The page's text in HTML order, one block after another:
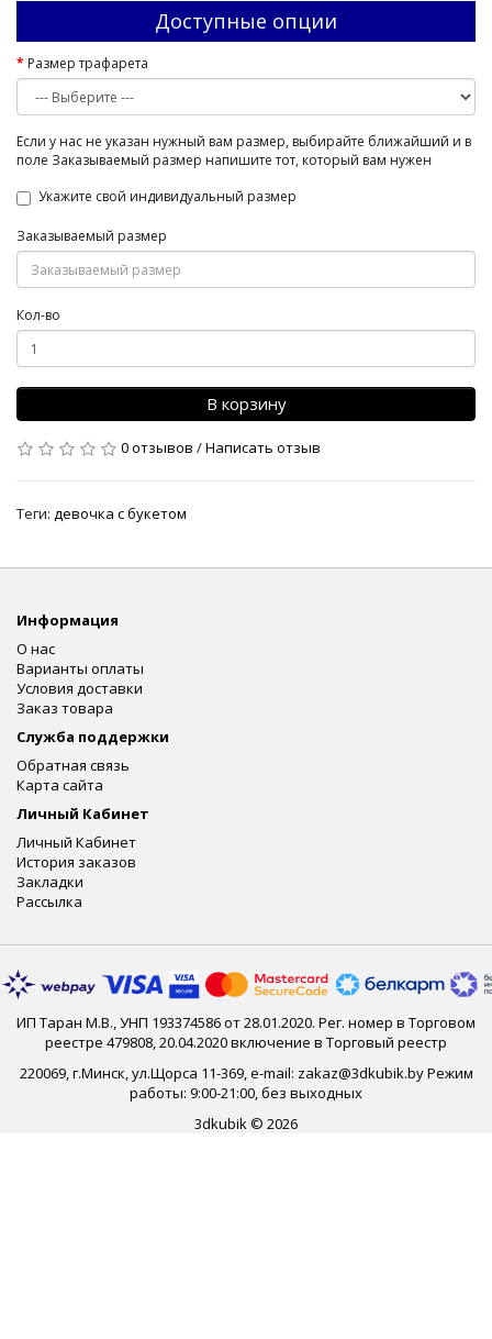
Доступные опции
Размер трафарета
Если у нас не указан нужный вам размер, выбирайте ближайший и в
поле Заказываемый размер напишите тот, который вам нужен
Укажите свой индивидуальный размер
Заказываемый размер
Кол-во
В корзину
0 отзывов /Написать отзыв
Теги: девочка с букетом
Информация
О нас
Варианты оплаты
Условия доставки
Заказ товара
Служба поддержки
Обратная связь
Карта сайта
Личный Кабинет
Личный Кабинет
История заказов
Закладки
Рассылка
ИП Таран М.В., УНП 193374586 от 28.01.2020. Рег. номер в Торговом
реестре 479808, 20.04.2020 включение в Торговый реестр
220069, г.Минск, ул.Щорса 11-369, e-mail: zakaz@3dkubik.by Режим
работы: 9:00-21:00, без выходных
3dkubik © 2026